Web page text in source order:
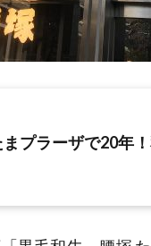
まプラーザで20年